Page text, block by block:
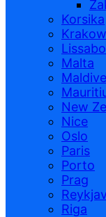
Korsika
Krakow
Malta
New
Nice
Oslo
Paris
Porto
Prag
Riga